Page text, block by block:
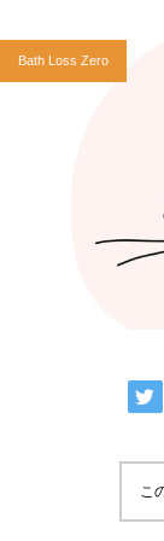
Bath Loss Zero
こ